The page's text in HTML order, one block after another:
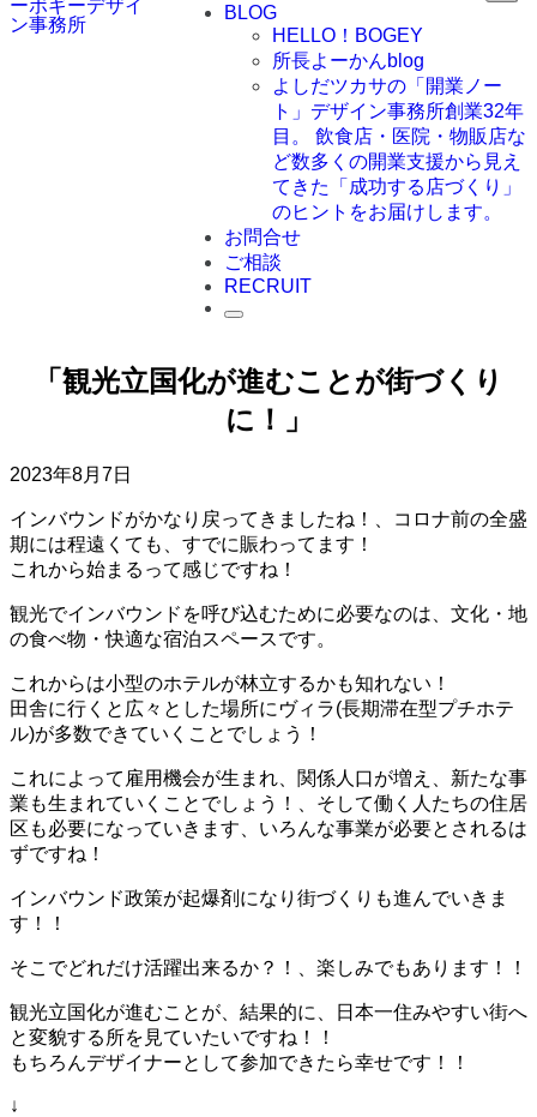
BLOG
HELLO！BOGEY
所長よーかんblog
よしだツカサの「開業ノー
ト」 デザイン事務所創業32年
目。 飲食店・医院・物販店な
ど数多くの開業支援から見え
てきた「成功する店づくり」
のヒントをお届けします。
お問合せ
ご相談
RECRUIT
「観光立国化が進むことが街づくり
に！」
2023年8月7日
インバウンドがかなり戻ってきましたね！、コロナ前の全盛
期には程遠くても、すでに賑わってます！
これから始まるって感じですね！
観光でインバウンドを呼び込むために必要なのは、文化・地
の食べ物・快適な宿泊スペースです。
これからは小型のホテルが林立するかも知れない！
田舎に行くと広々とした場所にヴィラ(長期滞在型プチホテ
ル)が多数できていくことでしょう！
これによって雇用機会が生まれ、関係人口が増え、新たな事
業も生まれていくことでしょう！、そして働く人たちの住居
区も必要になっていきます、いろんな事業が必要とされるは
ずですね！
インバウンド政策が起爆剤になり街づくりも進んでいきま
す！！
そこでどれだけ活躍出来るか？！、楽しみでもあります！！
観光立国化が進むことが、結果的に、日本一住みやすい街へ
と変貌する所を見ていたいですね！！
もちろんデザイナーとして参加できたら幸せです！！
↓